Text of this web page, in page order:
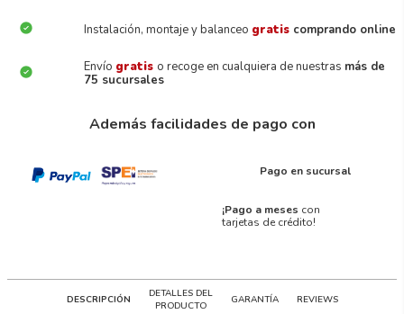
Instalación, montaje y balanceo gratis comprando online
Envío gratis o recoge en cualquiera de nuestras más de
75 sucursales
Además facilidades de pago con
Pago en sucursal
¡Pago a meses con
tarjetas de crédito!
DESCRIPCIÓN
DETALLES DEL
PRODUCTO
GARANTÍA REVIEWS